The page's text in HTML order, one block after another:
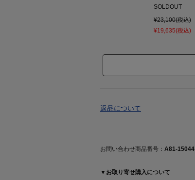
SOLDOUT
¥23,100(税込)
¥19,635(税込)
返品について
お問い合わせ商品番号： A81-15044
▼お取り寄せ購入について